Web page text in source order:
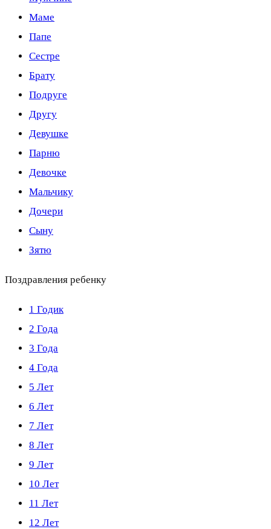
Маме
Папе
Сестре
Брату
Подруге
Другу
Девушке
Парню
Девочке
Мальчику
Дочери
Сыну
Зятю
Поздравления ребенку
1 Годик
2 Года
3 Года
4 Года
5 Лет
6 Лет
7 Лет
8 Лет
9 Лет
10 Лет
11 Лет
12 Лет